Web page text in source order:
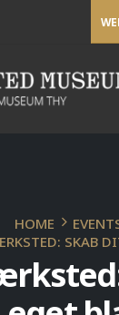
HOME
SKAB